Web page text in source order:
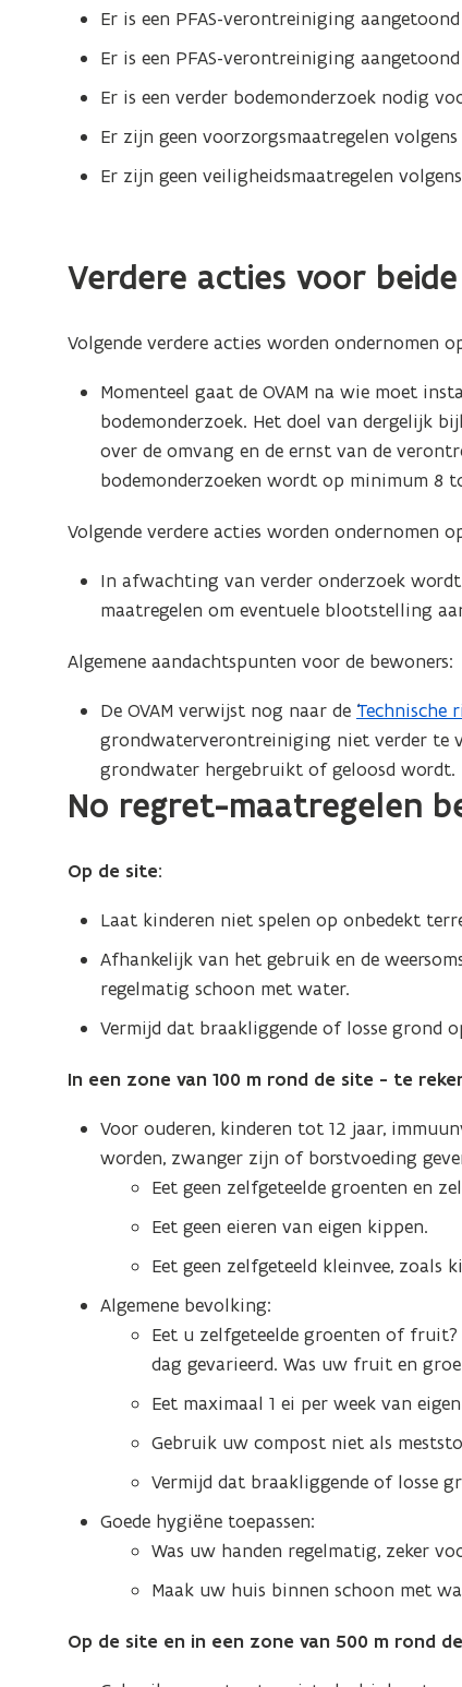
Er is een PFAS-verontreiniging
Er is een PFAS-verontreiniging
Er is een verder bodemonderzoek nodig
Er zijn geen voorzorgsmaatregelen
Er zijn geen veiligheidsmaatregelen
Verdere acties voor
Volgende verdere acties worden ondernomen
Momenteel gaat de OVAM na wie moet
bodemonderzoek. Het doel van dergelijk
over de omvang en de ernst van de
bodemonderzoeken wordt op minimum 8
Volgende verdere acties worden ondernomen
In afwachting van verder onderzoek
maatregelen om eventuele blootstelling
Algemene aandachtspunten voor de bewoners:
De OVAM verwijst nog naar de ‘ Technische
grondwaterverontreiniging niet verder te
grondwater hergebruikt of geloosd wordt.
No regret-maatregelen
Op de site:
Laat kinderen niet spelen op onbedekt
Afhankelijk van het gebruik en de
regelmatig schoon met water.
Vermijd dat braakliggende of losse grond
In een zone van 100 m rond de site - te
Voor ouderen, kinderen tot 12 jaar,
worden, zwanger zijn of borstvoeding
Eet geen zelfgeteelde groenten en
Eet geen eieren van eigen kippen.
Eet geen zelfgeteeld kleinvee, zoals
Algemene bevolking:
Eet u zelfgeteelde groenten of
dag gevarieerd. Was uw fruit en
Eet maximaal 1 ei per week van
Gebruik uw compost niet als
Vermijd dat braakliggende of losse
Goede hygiëne toepassen:
Was uw handen regelmatig, zeker
Maak uw huis binnen schoon met
Op de site en in een zone van 500 m rond